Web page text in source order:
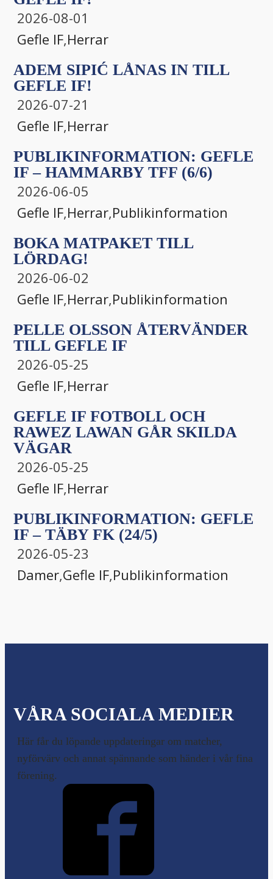
2026-08-01
Gefle IF,Herrar
ADEM SIPIĆ LÅNAS IN TILL
GEFLE IF!
2026-07-21
Gefle IF,Herrar
PUBLIKINFORMATION: GEFLE
IF – HAMMARBY TFF (6/6)
2026-06-05
Gefle IF,Herrar,Publikinformation
BOKA MATPAKET TILL
LÖRDAG!
2026-06-02
Gefle IF,Herrar,Publikinformation
PELLE OLSSON ÅTERVÄNDER
TILL GEFLE IF
2026-05-25
Gefle IF,Herrar
GEFLE IF FOTBOLL OCH
RAWEZ LAWAN GÅR SKILDA
VÄGAR
2026-05-25
Gefle IF,Herrar
PUBLIKINFORMATION: GEFLE
IF – TÄBY FK (24/5)
2026-05-23
Damer,Gefle IF,Publikinformation
VÅRA SOCIALA MEDIER
Här får du löpande uppdateringar om matcher,
nyförvärv och annat spännande som händer i vår fina
förening.